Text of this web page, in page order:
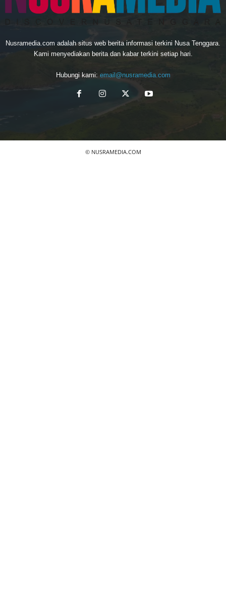
Nusramedia.com adalah situs web berita informasi terkini Nusa Tenggara.
Kami menyediakan berita dan kabar terkini setiap hari.
Hubungi kami: email@nusramedia.com
© NUSRAMEDIA.COM